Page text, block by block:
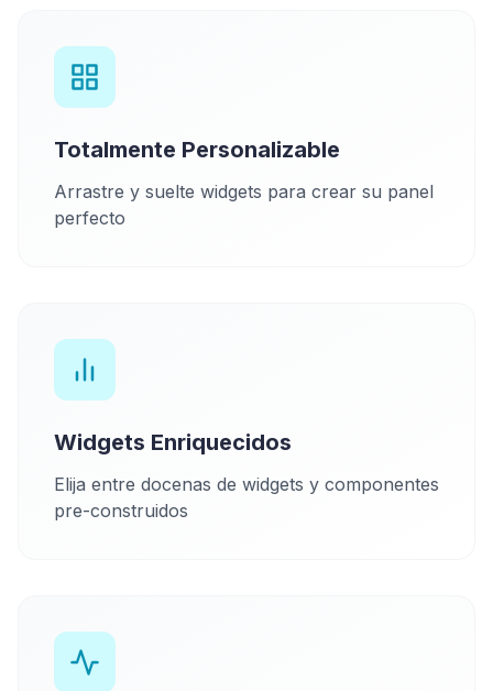
Totalmente Personalizable
Arrastre y suelte widgets para crear su panel
perfecto
Widgets Enriquecidos
Elija entre docenas de widgets y componentes
pre-construidos